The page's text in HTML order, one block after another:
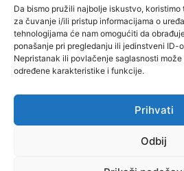
Da bismo pružili najbolje iskustvo,
za čuvanje i/ili pristup informacijama o
tehnologijama će nam omogućiti da
ponašanje pri pregledanju ili jedinstveni ID-
Nepristanak ili povlačenje saglasnosti
određene karakteristike i funkcije.
Prihvati
Odbij
ZENIČANKA, 3.